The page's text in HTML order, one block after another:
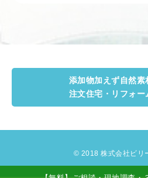
添加物加えず自然素
注文住宅・リフォー
© 2018 株式会社ビリ